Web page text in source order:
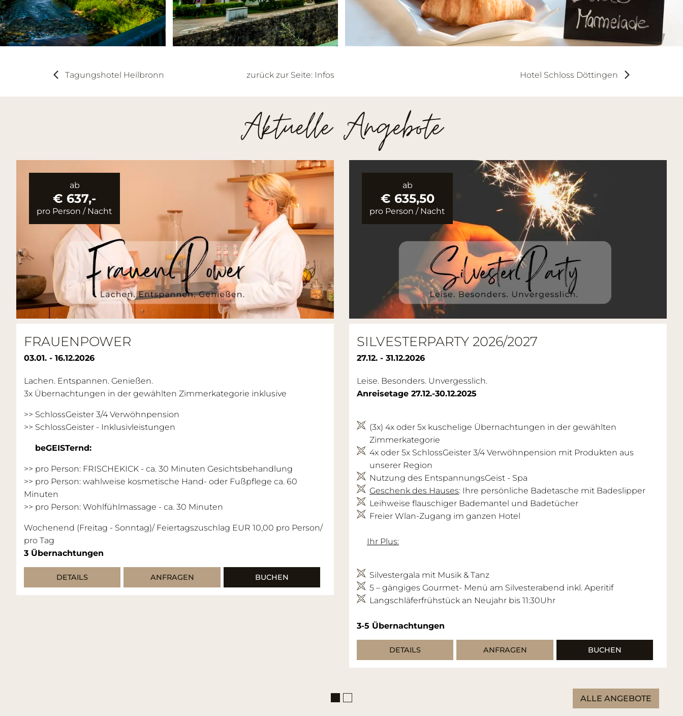
Tagungshotel Heilbronn zurück zur Seite: Infos Hotel Schloss Döttingen
Aktuelle Angebote
FRAUENPOWER
03.01. - 16.12.2026
Lachen. Entspannen. Genießen.
3x Übernachtungen in der gewählten Zimmerkategorie inklusive
>> SchlossGeister 3/4 Verwöhnpension
>> SchlossGeister - Inklusivleistungen
beGEISTernd:
>> pro Person: FRISCHEKICK - ca. 30 Minuten Gesichtsbehandlung
>> pro Person: wahlweise kosmetische Hand- oder Fußpflege ca. 60
Minuten
>> pro Person: Wohlfühlmassage - ca. 30 Minuten
Wochenend (Freitag - Sonntag)/ Feiertagszuschlag EUR 10,00 pro Person/
pro Tag
3 Übernachtungen
ab
€ 637,-
pro Person / Nacht
DETAILS ANFRAGEN BUCHEN
SILVESTERPARTY 2026/2027
27.12. - 31.12.2026
Leise. Besonders. Unvergesslich.
Anreisetage 27.12.-30.12.2025
(3x) 4x oder 5x kuschelige Übernachtungen in der gewählten
Zimmerkategorie
4x oder 5x SchlossGeister 3/4 Verwöhnpension mit Produkten aus
unserer Region
Nutzung des EntspannungsGeist - Spa
Geschenk des Hauses: Ihre persönliche Badetasche mit Badeslipper
Leihweise flauschiger Bademantel und Badetücher
Freier Wlan-Zugang im ganzen Hotel
Ihr Plus:
Silvestergala mit Musik & Tanz
5 – gängiges Gourmet- Menü am Silvesterabend inkl. Aperitif
Langschläferfrühstück an Neujahr bis 11:30Uhr
3-5 Übernachtungen
ab
€ 635,50
pro Person / Nacht
DETAILS ANFRAGEN BUCHEN
ALLE ANGEBOTE